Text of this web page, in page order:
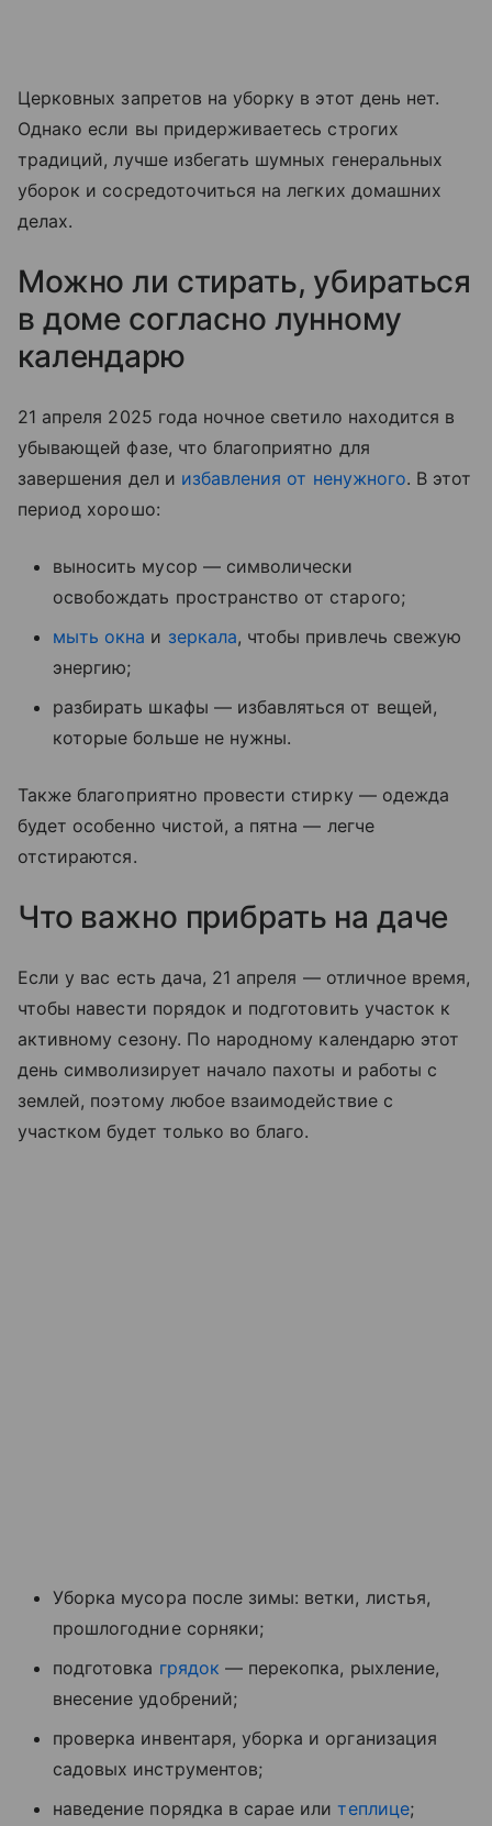
Церковных запретов на уборку в этот день нет.
Однако если вы придерживаетесь строгих
традиций, лучше избегать шумных генеральных
уборок и сосредоточиться на легких домашних
делах.
Можно ли стирать, убираться
в доме согласно лунному
календарю
21 апреля 2025 года ночное светило находится в
убывающей фазе, что благоприятно для
завершения дел и избавления от ненужного. В этот
период хорошо:
выносить мусор — символически
освобождать пространство от старого;
мыть окна и зеркала, чтобы привлечь свежую
энергию;
разбирать шкафы — избавляться от вещей,
которые больше не нужны.
Также благоприятно провести стирку — одежда
будет особенно чистой, а пятна — легче
отстираются.
Что важно прибрать на даче
Если у вас есть дача, 21 апреля — отличное время,
чтобы навести порядок и подготовить участок к
активному сезону. По народному календарю этот
день символизирует начало пахоты и работы с
землей, поэтому любое взаимодействие с
участком будет только во благо.
Уборка мусора после зимы: ветки, листья,
прошлогодние сорняки;
подготовка грядок — перекопка, рыхление,
внесение удобрений;
проверка инвентаря, уборка и организация
садовых инструментов;
наведение порядка в сарае илитеплице;